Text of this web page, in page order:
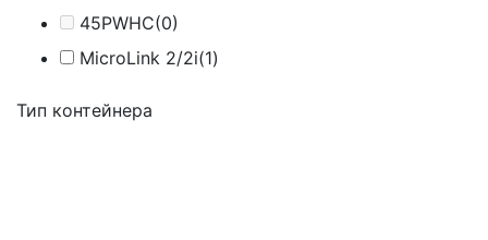
45PWHC(0)
MicroLink 2/2i(1)
Тип контейнера